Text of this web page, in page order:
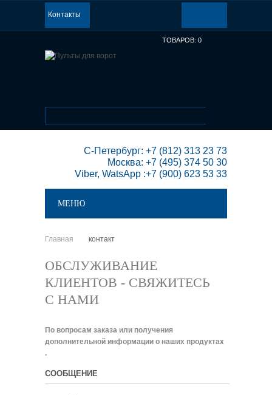
ТОВАРОВ: 0
Москва: +7 (495) 374 50 30
Viber, WatsApp :+7 (900) 623 53 33
Контакты
МЕНЮ
Главная
контакт
ОБСЛУЖИВАНИЕ
КЛИЕНТОВ - СВЯЖИТЕСЬ
С НАМИ
По вопросам заказа или получения
дополнительной информации о наших продуктах
.
СООБЩЕНИЕ